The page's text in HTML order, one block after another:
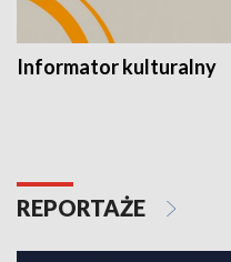
Informator kulturalny
REPORTAŻE